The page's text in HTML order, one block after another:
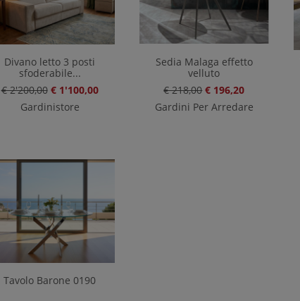
Divano letto 3 posti
sfoderabile...
€ 2'200,00 € 1'100,00
Gardinistore
Sedia Malaga effetto
velluto
€ 218,00 € 196,20
Gardini Per Arredare
Tavolo Barone 0190